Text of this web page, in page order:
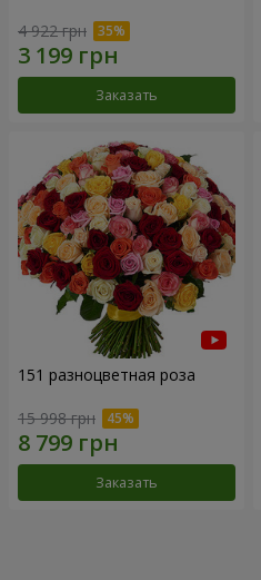
4 922 грн
Заказать
151 разноцветная роза
15 998 грн
Заказать